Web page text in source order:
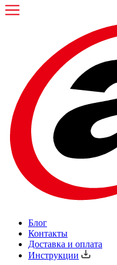
Блог
Контакты
Доставка и оплата
Инструкции